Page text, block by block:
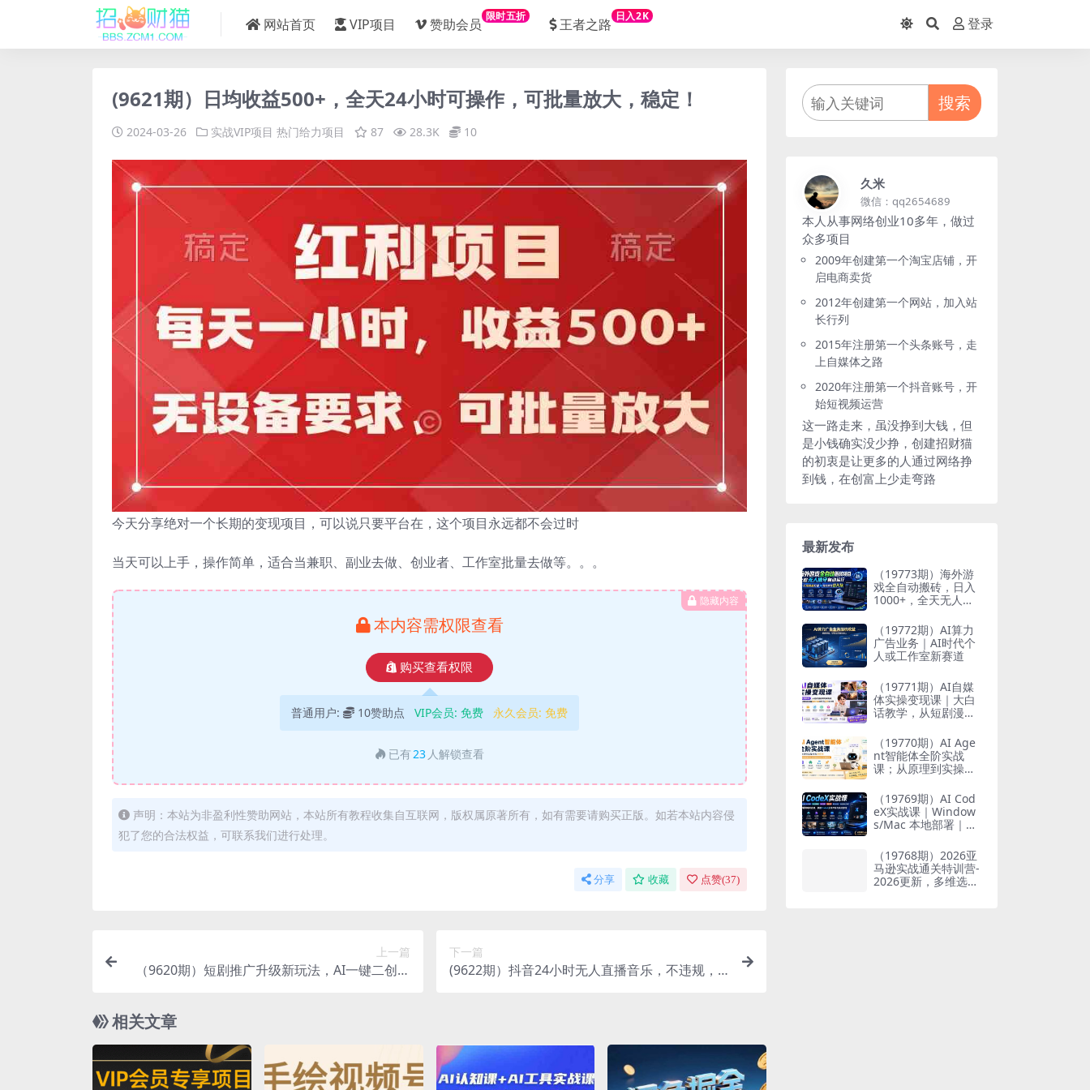
网站首页 VIP项目 赞助会员 限时五折 王者之路 日入2K
登录
(9621期）日均收益500+，全天24小时可操作，可批量放大，稳定！
2024-03-26 实战VIP项目 热门给力项目 87 28.3K 10
今天分享绝对一个长期的变现项目，可以说只要平台在，这个项目永远都不会过时
当天可以上手，操作简单，适合当兼职、副业去做、创业者、工作室批量去做等。。。
隐藏内容
本内容需权限查看
购买查看权限
普通用户: 10赞助点 VIP会员: 免费 永久会员: 免费
已有23 人解锁查看
声明：本站为非盈利性赞助网站，本站所有教程收集自互联网，版权属原著所有，如有需要请购买正版。如若本站内容侵
犯了您的合法权益，可联系我们进行处理。
分享 收藏 点赞(37)
上一篇
（9620期）短剧推广升级新玩法，AI一键二创去
下一篇
(9622期）抖音24小时无人直播音乐，不违规，
相关文章
搜索
久米
微信：qq2654689
本人从事网络创业10多年，做过
众多项目
2009年创建第一个淘宝店铺，开
启电商卖货
2012年创建第一个网站，加入站
长行列
2015年注册第一个头条账号，走
上自媒体之路
2020年注册第一个抖音账号，开
始短视频运营
这一路走来，虽没挣到大钱，但
是小钱确实没少挣，创建招财猫
的初衷是让更多的人通过网络挣
到钱，在创富上少走弯路
最新发布
（19773期）海外游
戏全自动搬砖，日入
1000+，全天无人值
（19772期）AI算力
广告业务｜AI时代个
人或工作室新赛道
（19771期）AI自媒
体实操变现课｜大白
话教学，从短剧漫剧
也能掌握爆款内容创
作与变现全流程
（19770期）AI Age
nt智能体全阶实战
课；从原理到实操全
基础也能搭建自动运
行的智能体
（19769期）AI Cod
eX实战课｜Window
s/Mac 本地部署｜AP
制｜漫剧剪辑｜网站
VR 项目｜AI项目落地
全教程
（19768期）2026亚
马逊实战通关特训营-
2026更新，多维选品